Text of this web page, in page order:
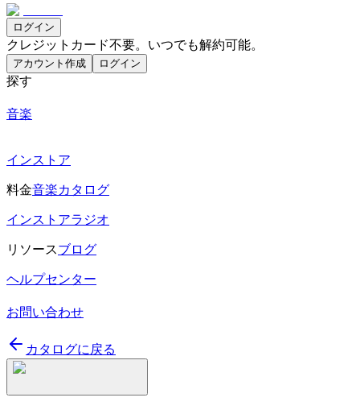
ログイン
クレジットカード不要。いつでも解約可能。
アカウント作成 ログイン
探す
音楽
インストア
料金音楽カタログ
インストアラジオ
リソースブログ
ヘルプセンター
お問い合わせ
カタログに戻る